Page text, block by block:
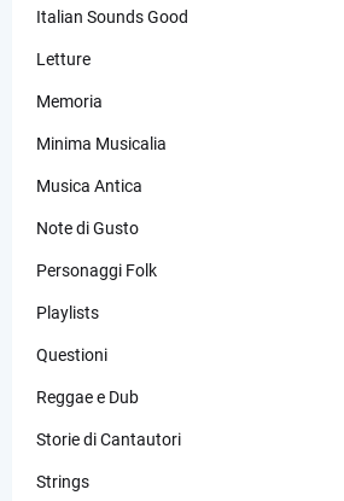
Italian Sounds Good
Letture
Memoria
Minima Musicalia
Musica Antica
Note di Gusto
Personaggi Folk
Playlists
Questioni
Reggae e Dub
Storie di Cantautori
Strings